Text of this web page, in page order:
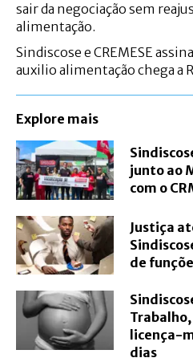
sair da negociação sem
alimentação.
Sindiscose e CREMESE
auxilio alimentação chega a
Explore mais
junto ao
com o
Justiça
de
licença-
dias